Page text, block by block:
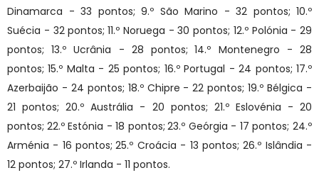
Dinamarca - 33 pontos; 9.º São Marino - 32 pontos; 10.º
Suécia - 32 pontos; 11.º Noruega - 30 pontos; 12.º Polónia - 29
pontos; 13.º Ucrânia - 28 pontos; 14.º Montenegro - 28
pontos; 15.º Malta - 25 pontos; 16.º Portugal - 24 pontos; 17.º
Azerbaijão - 24 pontos; 18.º Chipre - 22 pontos; 19.º Bélgica -
21 pontos; 20.º Austrália - 20 pontos; 21.º Eslovénia - 20
pontos; 22.º Estónia - 18 pontos; 23.º Geórgia - 17 pontos; 24.º
Arménia - 16 pontos; 25.º Croácia - 13 pontos; 26.º Islândia -
12 pontos; 27.º Irlanda - 11 pontos.